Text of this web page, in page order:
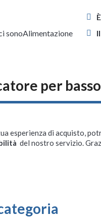
sonoAlimentazione
per
esperienza di acquisto,
del nostro servizio.